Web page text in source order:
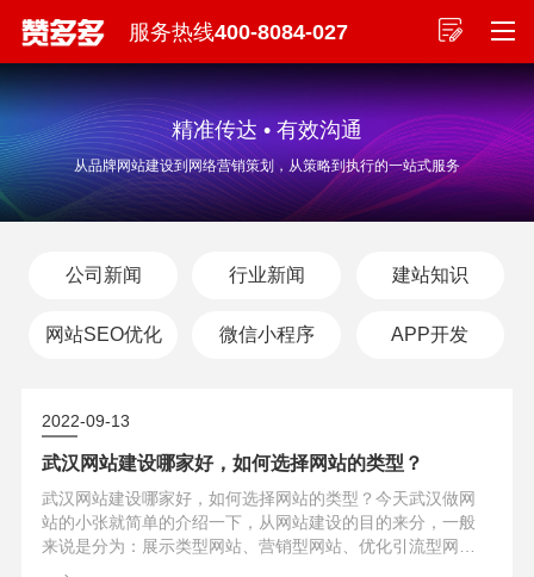
服务热线400-8084-027
精准传达 • 有效沟通
从品牌网站建设到网络营销策划，从策略到执行的一站式服务
公司新闻 行业新闻 建站知识
网站SEO优化 微信小程序 APP开发
2022-09-13
武汉网站建设哪家好，如何选择网站的类型？
武汉网站建设哪家好，如何选择网站的类型？今天武汉做网
站的小张就简单的介绍一下，从网站建设的目的来分，一般
来说是分为：展示类型网站、营销型网站、优化引流型网